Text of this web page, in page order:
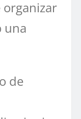
organizar
una
de